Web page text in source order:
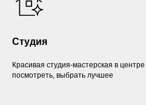
Студия
Красивая студия-мастерская в
посмотреть, выбрать лучшее